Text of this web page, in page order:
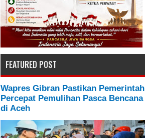
FEATURED POST
Wapres Gibran Pastikan Pemerintah
Percepat Pemulihan Pasca Bencana
di Aceh